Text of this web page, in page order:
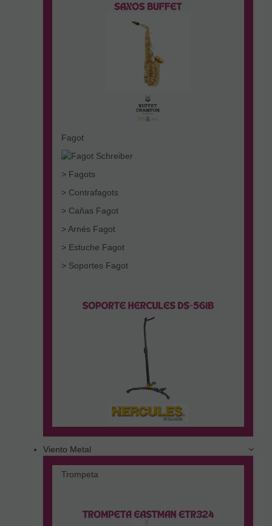
Fagot
> Fagots
> Contrafagots
> Cañas Fagot
> Arnés Fagot
> Estuche Fagot
> Soportes Fagot
Viento Metal
Trompeta